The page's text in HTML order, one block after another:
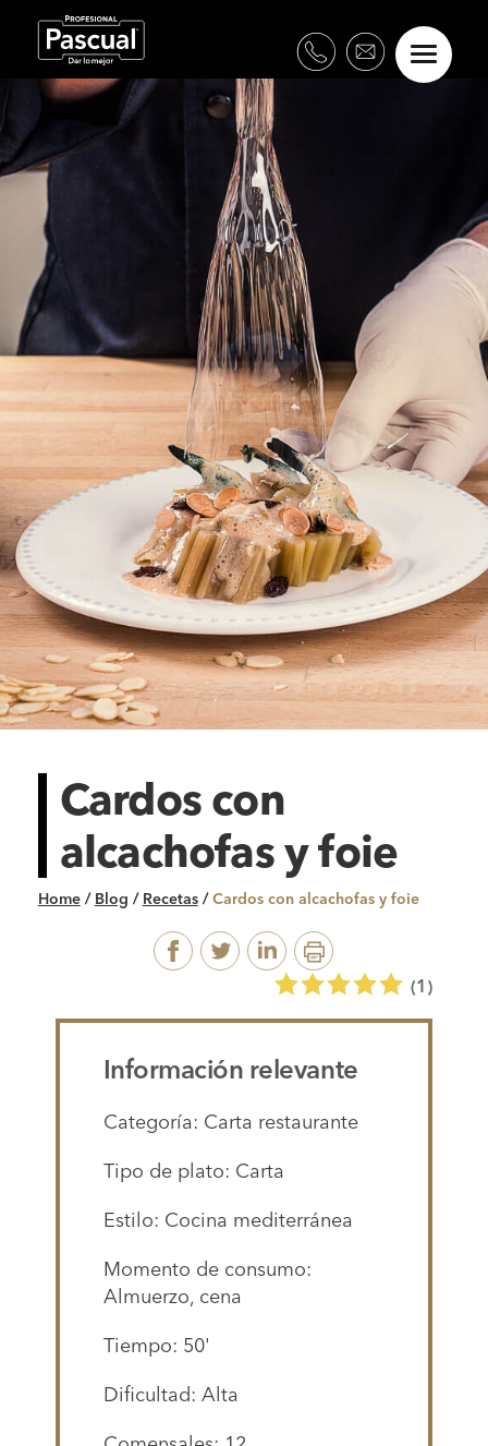
Cardos con
alcachofas y foie
Home/ Blog / Recetas/Cardos con alcachofas y foie
(1 )
Información relevante
Categoría: Carta restaurante
Tipo de plato: Carta
Estilo: Cocina mediterránea
Momento de consumo:
Almuerzo, cena
Tiempo: 50'
Dificultad: Alta